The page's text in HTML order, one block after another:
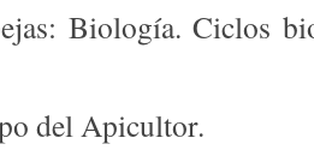
Biología. Ciclos
del Apicultor.